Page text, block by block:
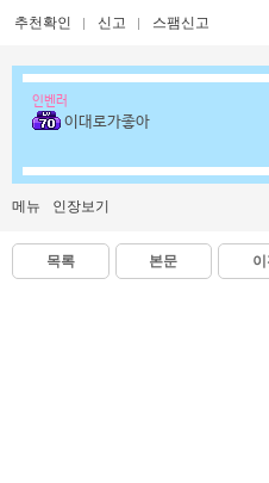
추천확인 신고 스팸신고
인벤러
이대로가좋아
메뉴 인장보기
목록 본문